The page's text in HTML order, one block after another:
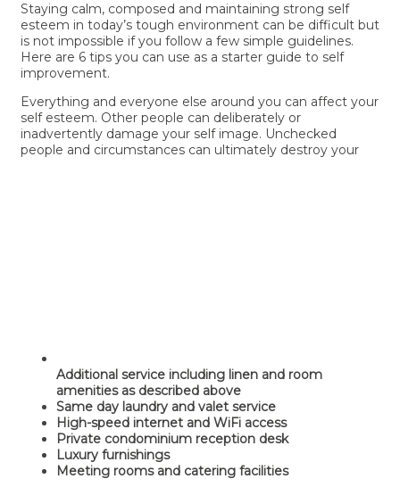
Staying calm, composed and maintaining strong self
esteem in today’s tough environment can be difficult but
is not impossible if you follow a few simple guidelines.
Here are 6 tips you can use as a starter guide to self
improvement.
Everything and everyone else around you can affect your
self esteem. Other people can deliberately or
inadvertently damage your self image. Unchecked
people and circumstances can ultimately destroy your
Additional service including linen and room
amenities as described above
Same day laundry and valet service
High-speed internet and WiFi access
Private condominium reception desk
Luxury furnishings
Meeting rooms and catering facilities